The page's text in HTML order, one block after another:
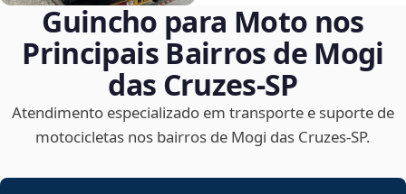
Guincho para Moto nos
Principais Bairros de Mogi
das Cruzes‑SP
Atendimento especializado em transporte e suporte de
motocicletas nos bairros de Mogi das Cruzes‑SP.